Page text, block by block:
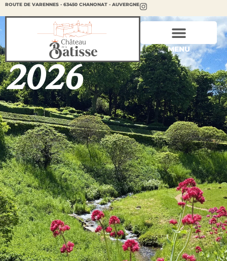
ROUTE DE VARENNES - 63450 CHANONAT - AUVERGNE
MENU
ÉTÉ
2026